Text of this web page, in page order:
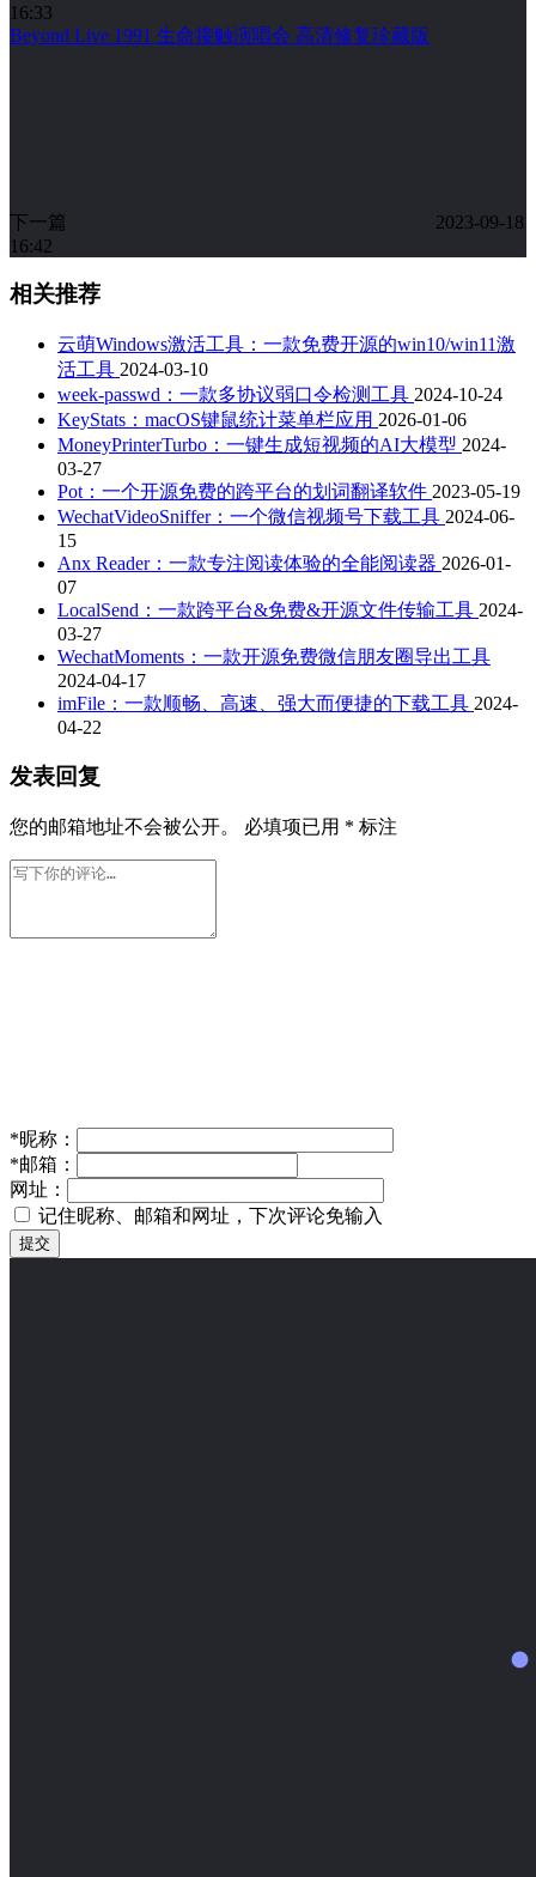
16:33
Beyond Live 1991 生命接触演唱会 高清修复珍藏版
下一篇
2023-09-18
16:42
相关推荐
云萌Windows激活工具：一款免费开源的win10/win11激
活工具 2024-03-10
week-passwd：一款多协议弱口令检测工具 2024-10-24
KeyStats：macOS键鼠统计菜单栏应用 2026-01-06
MoneyPrinterTurbo：一键生成短视频的AI大模型 2024-
03-27
Pot：一个开源免费的跨平台的划词翻译软件 2023-05-19
WechatVideoSniffer：一个微信视频号下载工具 2024-06-
15
Anx Reader：一款专注阅读体验的全能阅读器 2026-01-
07
LocalSend：一款跨平台&免费&开源文件传输工具 2024-
03-27
WechatMoments：一款开源免费微信朋友圈导出工具
2024-04-17
imFile：一款顺畅、高速、强大而便捷的下载工具 2024-
04-22
发表回复
您的邮箱地址不会被公开。 必填项已用 * 标注
*昵称：
*邮箱：
网址：
记住昵称、邮箱和网址，下次评论免输入
提交